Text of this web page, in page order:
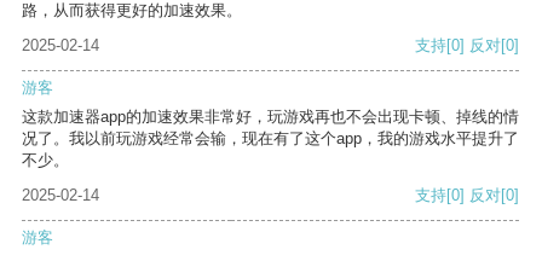
路，从而获得更好的加速效果。
2025-02-14
支持[0] 反对[0]
游客
这款加速器app的加速效果非常好，玩游戏再也不会出现卡顿、掉线的情
况了。我以前玩游戏经常会输，现在有了这个app，我的游戏水平提升了
不少。
2025-02-14
支持[0] 反对[0]
游客